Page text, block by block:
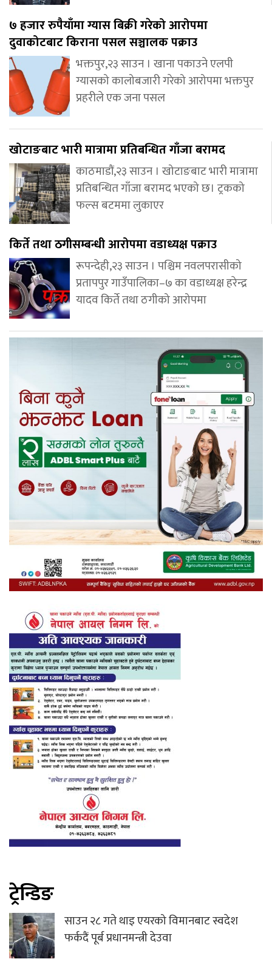
७ हजार रुपैयाँमा ग्यास बिक्री गरेको आरोपमा
दुवाकोटबाट किराना पसल सञ्चालक पक्राउ
भक्तपुर,२३ साउन । खाना पकाउने एलपी
ग्यासको कालोबजारी गरेको आरोपमा भक्तपुर
प्रहरीले एक जना पसल
खोटाङबाट भारी मात्रामा प्रतिबन्धित गाँजा बरामद
काठमाडौं,२३ साउन । खोटाङबाट भारी मात्रामा
प्रतिबन्धित गाँजा बरामद भएको छ। ट्रकको
फल्स बटममा लुकाएर
किर्ते तथा ठगीसम्बन्धी आरोपमा वडाध्यक्ष पक्राउ
रूपन्देही,२३ साउन । पश्चिम नवलपरासीको
प्रतापपुर गाउँपालिका–७ का वडाध्यक्ष हरेन्द्र
यादव किर्ते तथा ठगीको आरोपमा
ट्रेन्डिङ
साउन २८ गते थाइ एयरको विमानबाट स्वदेश
फर्कदैं पूर्ब प्रधानमन्त्री देउवा